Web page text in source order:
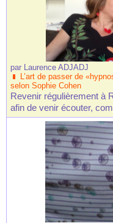
par Laurence ADJADJ
L’art de passer de
selon Sophie Cohen
Revenir régulièrement à
afin de venir écouter,